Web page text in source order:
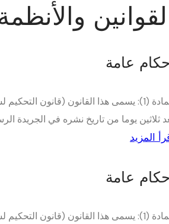
عامة
ثلاثين يوما من تاريخ نشره في الجريدة
المزيد
عامة